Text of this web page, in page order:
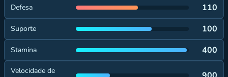
Defesa 110
Suporte 100
Stamina 400
Velocidade de